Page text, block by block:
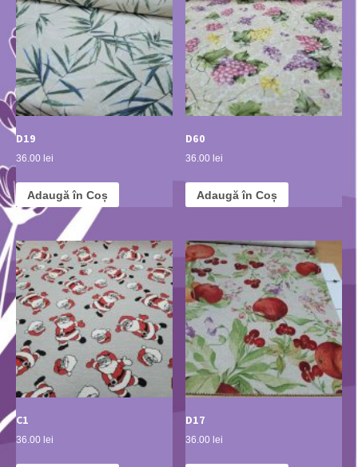
D19
36.00 lei
Adaugă în Coș
D60
36.00 lei
Adaugă în Coș
C1
36.00 lei
D17
36.00 lei